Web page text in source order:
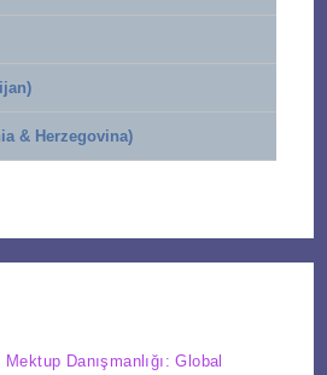
& Herzegovina)
Danışmanlığı: Global